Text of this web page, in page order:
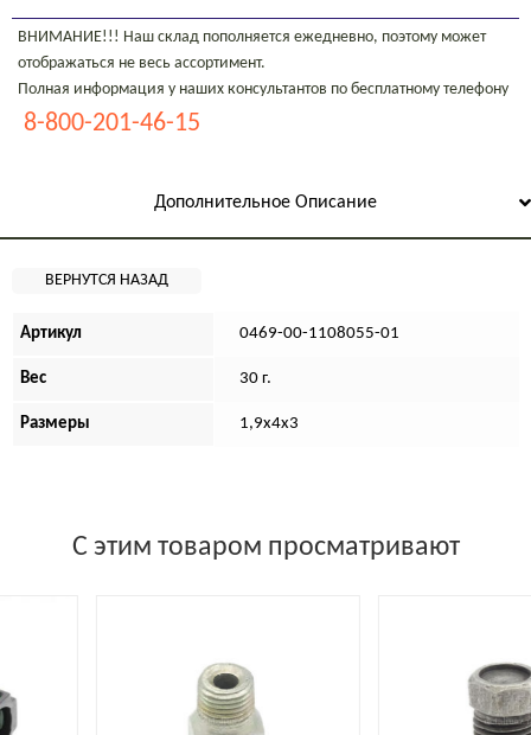
ВНИМАНИЕ!!! Наш склад пополняется ежедневно, поэтому может
отображаться не весь ассортимент.
Полная информация у наших консультантов по бесплатному телефону
8-800-201-46-15
Дополнительное Описание
Артикул 0469-00-1108055-01
Вес 30 г.
Размеры 1,9х4х3
С этим товаром просматривают